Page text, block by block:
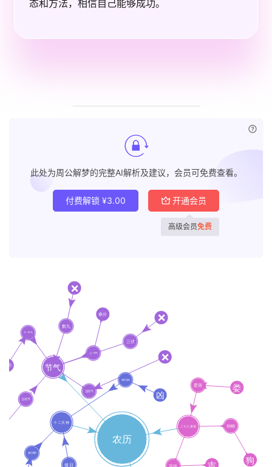
黄
历
占
态和方法，相信自己能够成功。
此处为周公解梦的完整AI解析及建议，会员可免费查看。
付费解锁 ¥3.00 开通会员
高级会员免费